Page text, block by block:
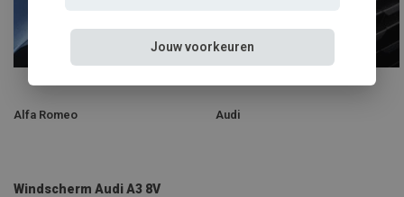
Alfa Romeo Audi
Windscherm Audi A3 8V
Jouw voorkeuren